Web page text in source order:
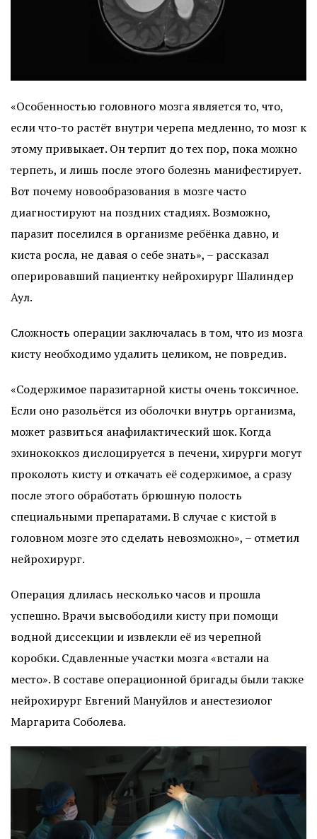
«Особенностью головного мозга является то, что,
если что-то растёт внутри черепа медленно, то мозг к
этому привыкает. Он терпит до тех пор, пока можно
терпеть, и лишь после этого болезнь манифестирует.
Вот почему новообразования в мозге часто
диагностируют на поздних стадиях. Возможно,
паразит поселился в организме ребёнка давно, и
киста росла, не давая о себе знать», – рассказал
оперировавший пациентку нейрохирург Шалиндер
Аул.
Сложность операции заключалась в том, что из мозга
кисту необходимо удалить целиком, не повредив.
«Содержимое паразитарной кисты очень токсичное.
Если оно разольётся из оболочки внутрь организма,
может развиться анафилактический шок. Когда
эхинококкоз дислоцируется в печени, хирурги могут
проколоть кисту и откачать её содержимое, а сразу
после этого обработать брюшную полость
специальными препаратами. В случае с кистой в
головном мозге это сделать невозможно», – отметил
нейрохирург.
Операция длилась несколько часов и прошла
успешно. Врачи высвободили кисту при помощи
водной диссекции и извлекли её из черепной
коробки. Сдавленные участки мозга «встали на
место». В составе операционной бригады были также
нейрохирург Евгений Мануйлов и анестезиолог
Маргарита Соболева.